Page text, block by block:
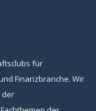
für
Finanzbranche. Wir
der